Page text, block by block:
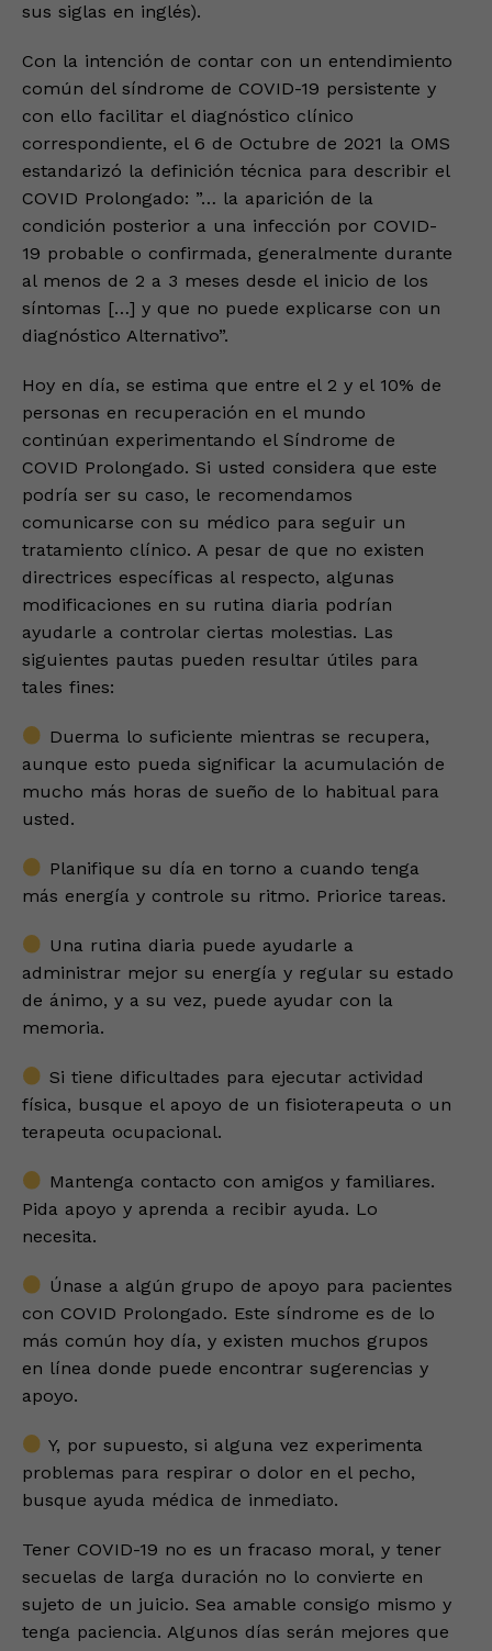
sus siglas en inglés).
Con la intención de contar con un entendimiento
común del síndrome de COVID-19 persistente y
con ello facilitar el diagnóstico clínico
correspondiente, el 6 de Octubre de 2021 la OMS
estandarizó la definición técnica para describir el
COVID Prolongado: ”… la aparición de la
condición posterior a una infección por COVID-
19 probable o confirmada, generalmente durante
al menos de 2 a 3 meses desde el inicio de los
síntomas […] y que no puede explicarse con un
diagnóstico Alternativo”.
Hoy en día, se estima que entre el 2 y el 10% de
personas en recuperación en el mundo
continúan experimentando el Síndrome de
COVID Prolongado. Si usted considera que este
podría ser su caso, le recomendamos
comunicarse con su médico para seguir un
tratamiento clínico. A pesar de que no existen
directrices específicas al respecto, algunas
modificaciones en su rutina diaria podrían
ayudarle a controlar ciertas molestias. Las
siguientes pautas pueden resultar útiles para
tales fines:
Duerma lo suficiente mientras se recupera,
aunque esto pueda significar la acumulación de
mucho más horas de sueño de lo habitual para
usted.
Planifique su día en torno a cuando tenga
más energía y controle su ritmo. Priorice tareas.
Una rutina diaria puede ayudarle a
administrar mejor su energía y regular su estado
de ánimo, y a su vez, puede ayudar con la
memoria.
Si tiene dificultades para ejecutar actividad
física, busque el apoyo de un fisioterapeuta o un
terapeuta ocupacional.
Mantenga contacto con amigos y familiares.
Pida apoyo y aprenda a recibir ayuda. Lo
necesita.
Únase a algún grupo de apoyo para pacientes
con COVID Prolongado. Este síndrome es de lo
más común hoy día, y existen muchos grupos
en línea donde puede encontrar sugerencias y
apoyo.
Y, por supuesto, si alguna vez experimenta
problemas para respirar o dolor en el pecho,
busque ayuda médica de inmediato.
Tener COVID-19 no es un fracaso moral, y tener
secuelas de larga duración no lo convierte en
sujeto de un juicio. Sea amable consigo mismo y
tenga paciencia. Algunos días serán mejores que